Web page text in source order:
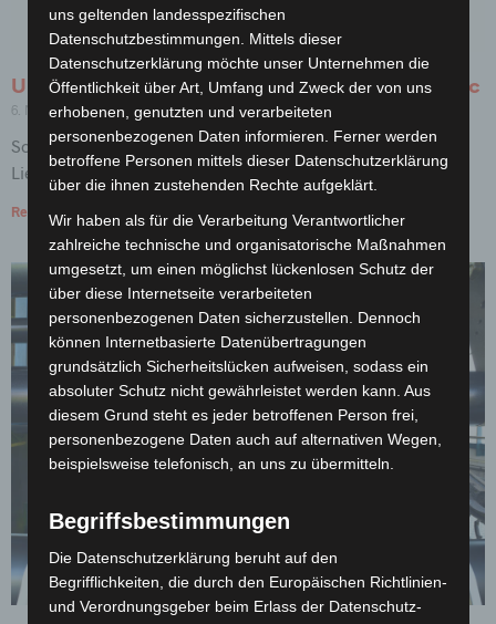
Unsere Sonderfarbe des Monats: Gold Metallic
6. November 2018 Keine Kommentare
Schließlich kommt Weihnachten bald. Unsere
Lieblingsfarbe im tristen Novembergrau ist daher: Gold.
Read More »
uns geltenden landesspezifischen
Datenschutzbestimmungen. Mittels dieser
Datenschutzerklärung möchte unser Unternehmen die
Öffentlichkeit über Art, Umfang und Zweck der von uns
erhobenen, genutzten und verarbeiteten
personenbezogenen Daten informieren. Ferner werden
betroffene Personen mittels dieser Datenschutzerklärung
über die ihnen zustehenden Rechte aufgeklärt.
Wir haben als für die Verarbeitung Verantwortlicher
zahlreiche technische und organisatorische Maßnahmen
umgesetzt, um einen möglichst lückenlosen Schutz der
über diese Internetseite verarbeiteten
personenbezogenen Daten sicherzustellen. Dennoch
können Internetbasierte Datenübertragungen
grundsätzlich Sicherheitslücken aufweisen, sodass ein
absoluter Schutz nicht gewährleistet werden kann. Aus
diesem Grund steht es jeder betroffenen Person frei,
personenbezogene Daten auch auf alternativen Wegen,
beispielsweise telefonisch, an uns zu übermitteln.
Begriffsbestimmungen
Die Datenschutzerklärung beruht auf den
Begrifflichkeiten, die durch den Europäischen Richtlinien-
und Verordnungsgeber beim Erlass der Datenschutz-